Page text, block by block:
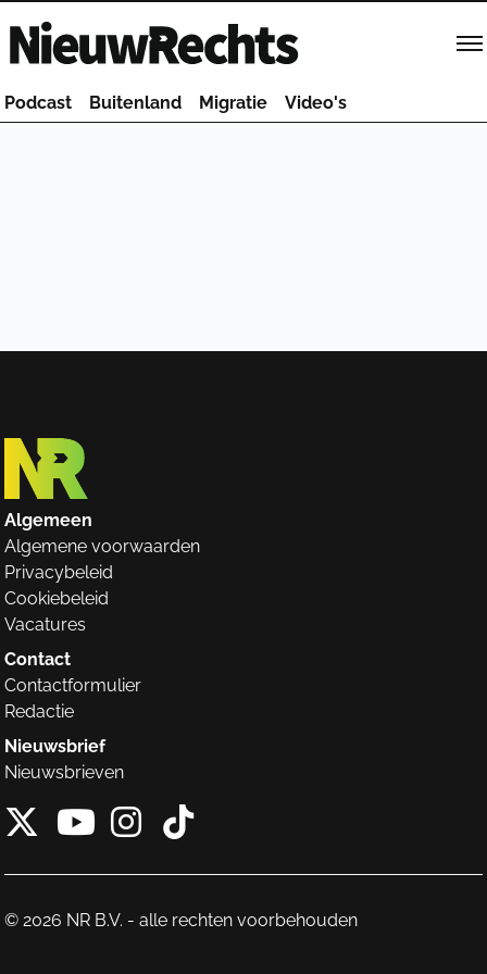
Homepage van NieuwRechts
Podcast Buitenland Migratie Video's
Algemeen
Algemene voorwaarden
Privacybeleid
Cookiebeleid
Vacatures
Contact
Contactformulier
Redactie
Nieuwsbrief
Nieuwsbrieven
X van NieuwRechts
Instagram van
Tiktok van
© 2026 NR B.V. - alle rechten voorbehouden